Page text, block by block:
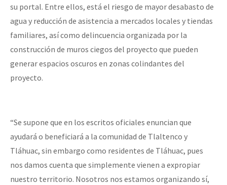
su portal. Entre ellos, está el riesgo de mayor desabasto de
agua y reducción de asistencia a mercados locales y tiendas
familiares, así como delincuencia organizada por la
construcción de muros ciegos del proyecto que pueden
generar espacios oscuros en zonas colindantes del
proyecto.
“Se supone que en los escritos oficiales enuncian que
ayudará o beneficiará a la comunidad de Tlaltenco y
Tláhuac, sin embargo como residentes de Tláhuac, pues
nos damos cuenta que simplemente vienen a expropiar
nuestro territorio. Nosotros nos estamos organizando sí,